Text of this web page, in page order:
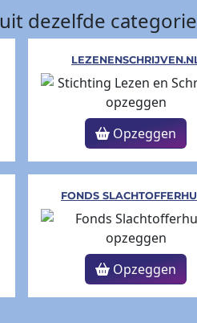
dezelfde
Opzeggen
FONDS
Opzeggen